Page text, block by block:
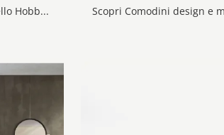
Se vuoi sapere di più sul modello Hobby Gruppo Notte, clicca e scopri i Comodini e comò Alf Da Frè ideali per la tua zona notte.